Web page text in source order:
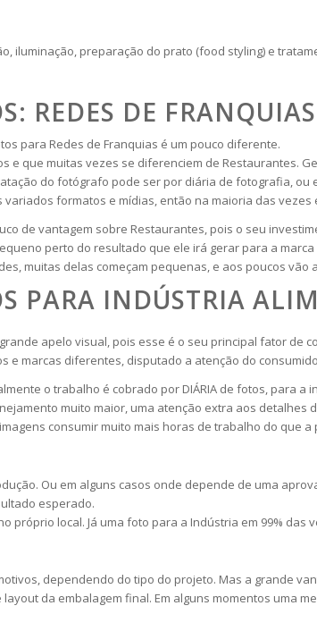
iluminação, preparação do prato (food styling) e
REDES DE FRANQUIAS
para Redes de Franquias é um pouco diferente.
e que muitas vezes se diferenciem de Restaurantes.
do fotógrafo pode ser por diária de fotografia, ou
formatos e mídias, então na maioria das
de vantagem sobre Restaurantes, pois o seu
perto do resultado que ele irá gerar para a
muitas delas começam pequenas, e aos poucos
PARA INDÚSTRIA
apelo visual, pois esse é o seu principal fator de
marcas diferentes, disputado a atenção do
o trabalho é cobrado por DIÁRIA de fotos, para a
muito maior, uma atenção extra aos
consumir muito mais horas de trabalho do que
Ou em alguns casos onde depende de uma
esperado.
próprio local. Já uma foto para a Indústria em 99%
dependendo do tipo do projeto. Mas a grande
da embalagem final. Em alguns momentos uma